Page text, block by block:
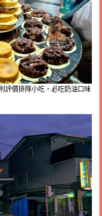
評價排隊小吃，必吃奶油口味